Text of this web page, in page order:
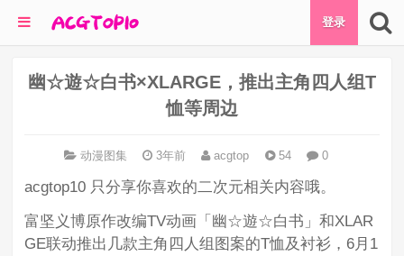
登录
幽☆遊☆白书×XLARGE，推出主角四人组T
恤等周边
动漫图集 3年前 acgtop 54 0
acgtop10 只分享你喜欢的二次元相关内容哦。
富坚义博原作改编TV动画「幽☆遊☆白书」和XLAR
GE联动推出几款主角四人组图案的T恤及衬衫，6月1